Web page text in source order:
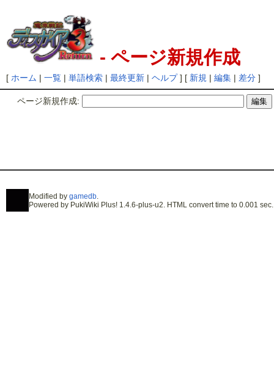
- ページ新規作成
[ ホーム | 一覧| 単語検索| 最終更新| ヘルプ] [ 新規 | 編集| 差分]
ページ新規作成:
Modified by gamedb.
Powered by PukiWiki Plus! 1.4.6-plus-u2. HTML convert time to 0.001 sec.